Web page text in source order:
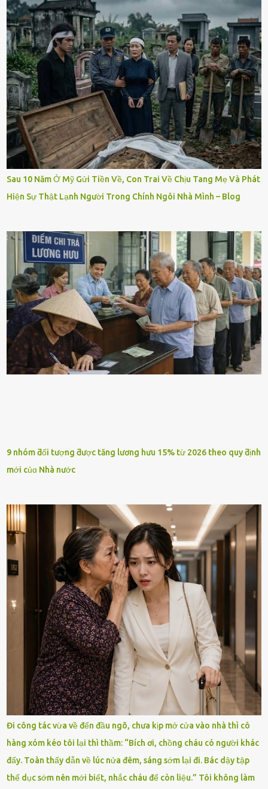
Sau 10 Năm Ở Mỹ Gửi Tiền Về, Con Trai Về Chịu Tang Mẹ Và Phát
Hiện Sự Thật Lạnh Người Trong Chính Ngôi Nhà Mình – Blog
9 nhóm ƌối tượng ƌược tăng lương hưu 15% từ 2026 theo quy ƌịnh
mới củɑ Nhà nước
Đi công tác vừa về đến đầu ngõ, chưa kịp mở cửa vào nhà thì cô
hàng xóm kéo tôi lại thì thầm: “Bích ơi, chồng cháu có người khác
đấy. Toàn thấy dẫn về lúc nửa đêm, sáng sớm lại đi. Bác dậy tập
thể dục sớm nên mới biết, nhắc cháu để còn liệu.” Tôi không làm